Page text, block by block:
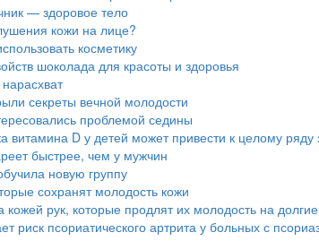
— здоровое тело
кожи на лице?
косметику
шоколада для красоты и здоровья
секреты вечной молодости
проблемой седины
витамина D у детей может привести к целому ряду
быстрее, чем у мужчин
новую группу
сохранят молодость кожи
кожей рук, которые продлят их молодость на
риск псориатического артрита у больных с